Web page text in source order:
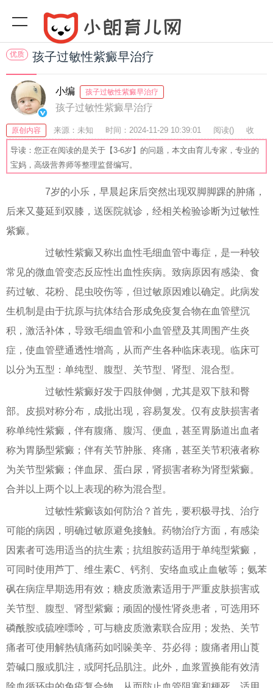
优质 孩子过敏性紫癜早治疗
小编 孩子过敏性紫癜早治疗
孩子过敏性紫癜早治疗
原创内容 来源：未知 时间：2024-11-29 10:39:01 阅读() 收
藏：26 分享：44 爆
导读：您正在阅读的是关于【3-6岁】的问题，本文由育儿专家，专业的
宝妈，高级营养师等整理监督编写。
7岁的小乐，早晨起床后突然出现双脚脚踝的肿痛，
后来又蔓延到双膝，送医院就诊，经相关检验诊断为过敏性
紫癜。
过敏性紫癜又称出血性毛细血管中毒症，是一种较
常见的微血管变态反应性出血性疾病。致病原因有感染、食
药过敏、花粉、昆虫咬伤等，但过敏原因难以确定。此病发
生机制是由于抗原与抗体结合形成免疫复合物在血管壁沉
积，激活补体，导致毛细血管和小血管壁及其周围产生炎
症，使血管壁通透性增高，从而产生各种临床表现。临床可
以分为五型：单纯型、腹型、关节型、肾型、混合型。
过敏性紫癜好发于四肢伸侧，尤其是双下肢和臀
部。皮损对称分布，成批出现，容易复发。仅有皮肤损害者
称单纯性紫癜，伴有腹痛、腹泻、便血，甚至胃肠道出血者
称为胃肠型紫癜；伴有关节肿胀、疼痛，甚至关节积液者称
为关节型紫癜；伴血尿、蛋白尿，肾损害者称为肾型紫癜。
合并以上两个以上表现的称为混合型。
过敏性紫癜该如何防治？首先，要积极寻找、治疗
可能的病因，明确过敏原避免接触。药物治疗方面，有感染
因素者可选用适当的抗生素；抗组胺药适用于单纯型紫癜，
可同时使用芦丁、维生素C、钙剂、安络血或止血敏等；氨苯
砜在病症早期选用有效；糖皮质激素适用于严重皮肤损害或
关节型、腹型、肾型紫癜；顽固的慢性肾炎患者，可选用环
磷酰胺或硫唑嘌呤，可与糖皮质激素联合应用；发热、关节
痛者可使用解热镇痛药如吲哚美辛、芬必得；腹痛者用山莨
菪碱口服或肌注，或阿托品肌注。此外，血浆置换能有效清